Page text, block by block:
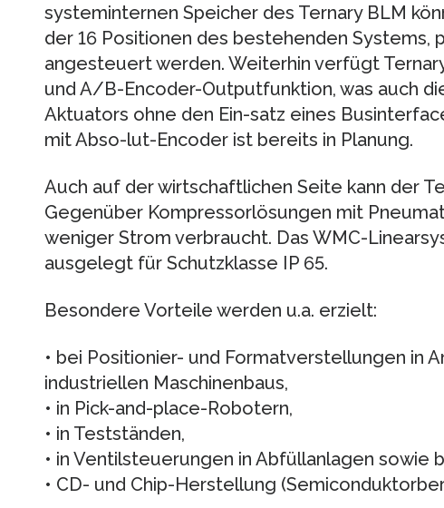
systeminternen Speicher des Ternary BLM
der 16 Positionen des bestehenden Systems,
angesteuert werden. Weiterhin verfügt
und A/B-Encoder-Outputfunktion, was auch
Aktuators ohne den Ein-satz eines
mit Abso-lut-Encoder ist bereits in Planung.
Auch auf der wirtschaftlichen Seite kann der
Gegenüber Kompressorlösungen mit
weniger Strom verbraucht. Das WMC-
ausgelegt für Schutzklasse IP 65.
Besondere Vorteile werden u.a. erzielt:
• bei Positionier- und Formatverstellungen in
industriellen Maschinenbaus,
• in Pick-and-place-Robotern,
• in Testständen,
• in Ventilsteuerungen in Abfüllanlagen sowie
• CD- und Chip-Herstellung